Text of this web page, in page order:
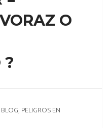
O
?
BLOG PELIGROS EN